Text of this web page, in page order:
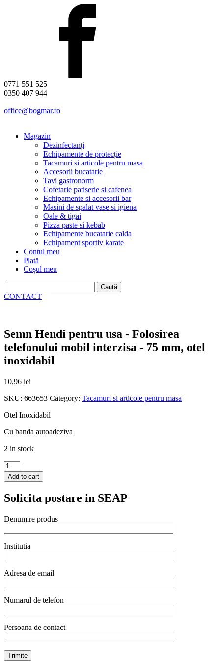
0771 551 525
0350 407 944
office@bogmar.ro
Magazin
Dezinfectanți
Echipamente de protecție
Tacamuri si articole pentru masa
Accesorii bucatarie
Tavi gastronorm
Cofetarie patiserie si cafenea
Echipamente si accesorii bar
Masini de spalat vase si igiena
Oale & tigai
Pizza paste si kebab
Echipamente bucatarie calda
Echipament sportiv karate
Contul meu
Plată
Coșul meu
după:
CONTACT
Semn Hendi pentru usa - Folosirea
telefonului mobil interzisa - 75 mm, otel
inoxidabil
10,96 lei
SKU: 663653 Category: Tacamuri si articole pentru masa
Otel Inoxidabil
Cu banda autoadeziva
2 in stock
Semn
Hendi
pentru
-
telefonului
mobil
interzisa
-
75
mm,
otel
inoxidabil
quantity
Add to cart
Solicita postare in SEAP
Denumire produs
Institutia
Adresa de email
Numarul de telefon
Persoana de contact